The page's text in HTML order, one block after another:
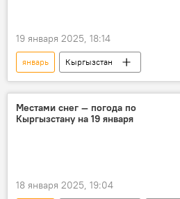
19 января 2025, 18:14
январь
Кыргызстан
погода в Кыргызстане
погода
прогноз погоды
Местами снег — погода по
Кыргызстану на 19 января
18 января 2025, 19:04